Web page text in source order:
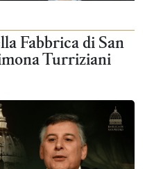
Fabbrica di San
Turriziani